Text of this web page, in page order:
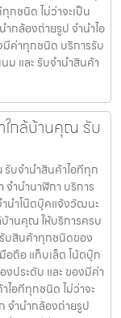
กชนิด ไม่ว่าจะเป็น
กล้องถ่ายรูป จำนำไอ
มีค่าทุกชนิด บริการรับ
ม และ รับจำนำสินค้า
ใกล้บ้านคุณ รับ
บจำนำสินค้าไอทีทุก
จำนำนาฬิกา บริการ
ำนำโน๊ตบุ๊คแจ้งวัฒนะ
บ้านคุณ ให้บริการครบ
รับสินค้าทุกชนิดของ
อถือ แท็บเล็ต โน้ตบุ๊ก
งประดับ และ ของมีค่า
ไอทีทุกชนิด ไม่ว่าจะ
จำนำกล้องถ่ายรูป